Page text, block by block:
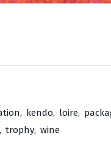
, kendo, loire,
, trophy, wine